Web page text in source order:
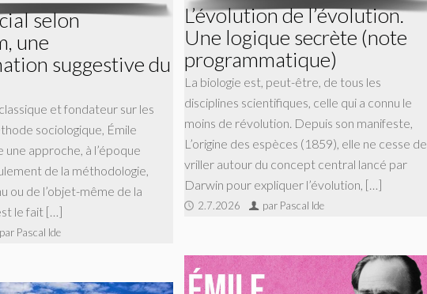
L’évolution de l’évolution.
Une logique secrète (note
programmatique)
La biologie est, peut-être, de tous les
disciplines scientifiques, celle qui a connu le
moins de révolution. Depuis son manifeste,
L’origine des espèces (1859), elle ne cesse de
vriller autour du concept central lancé par
Darwin pour expliquer l’évolution, […]
2.7.2026 par Pascal Ide
selon
une
suggestive du
et fondateur sur les
sociologique, Émile
approche, à l’époque
de la méthodologie,
ou de l’objet-même de la
le fait […]
par Pascal Ide